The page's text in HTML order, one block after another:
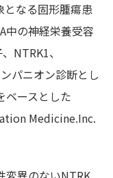
となる固形腫瘍患
中の神経栄養受容
NTRK1、
パニオン診断とし
ベースとした
Medicine.Inc.